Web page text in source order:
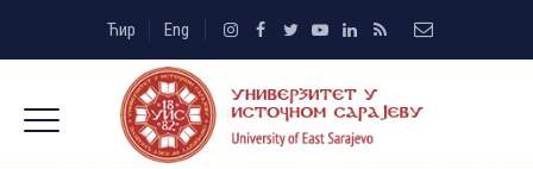
Ћир Eng